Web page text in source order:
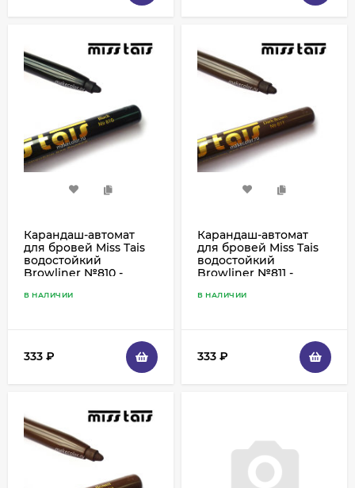
Карандаш-автомат
для бровей Miss Tais
водостойкий
Browliner №810 -
В НАЛИЧИИ
333 ₽
Карандаш-автомат
для бровей Miss Tais
водостойкий
Browliner №811 -
В НАЛИЧИИ
333 ₽